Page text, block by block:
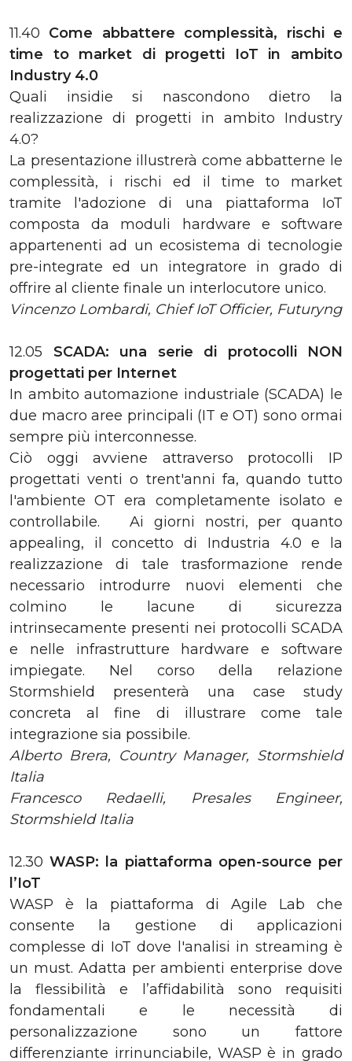
11.40 Come abbattere complessità, rischi e
time to market di progetti IoT in ambito
Industry 4.0
Quali insidie si nascondono dietro la
realizzazione di progetti in ambito Industry
4.0?
La presentazione illustrerà come abbatterne le
complessità, i rischi ed il time to market
tramite l'adozione di una piattaforma IoT
composta da moduli hardware e software
appartenenti ad un ecosistema di tecnologie
pre-integrate ed un integratore in grado di
offrire al cliente finale un interlocutore unico.
Vincenzo Lombardi, Chief IoT Officier, Futuryng
12.05 SCADA: una serie di protocolli NON
progettati per Internet
In ambito automazione industriale (SCADA) le
due macro aree principali (IT e OT) sono ormai
sempre più interconnesse.
Ciò oggi avviene attraverso protocolli IP
progettati venti o trent'anni fa, quando tutto
l'ambiente OT era completamente isolato e
controllabile. Ai giorni nostri, per quanto
appealing, il concetto di Industria 4.0 e la
realizzazione di tale trasformazione rende
necessario introdurre nuovi elementi che
colmino le lacune di sicurezza
intrinsecamente presenti nei protocolli SCADA
e nelle infrastrutture hardware e software
impiegate. Nel corso della relazione
Stormshield presenterà una case study
concreta al fine di illustrare come tale
integrazione sia possibile.
Alberto Brera, Country Manager, Stormshield
Italia
Francesco Redaelli, Presales Engineer,
Stormshield Italia
12.30WASP: la piattaforma open-source per
l’IoT
WASP è la piattaforma di Agile Lab che
consente la gestione di applicazioni
complesse di IoT dove l'analisi in streaming è
un must. Adatta per ambienti enterprise dove
la flessibilità e l’affidabilità sono requisiti
fondamentali e le necessità di
personalizzazione sono un fattore
differenziante irrinunciabile, WASP è in grado